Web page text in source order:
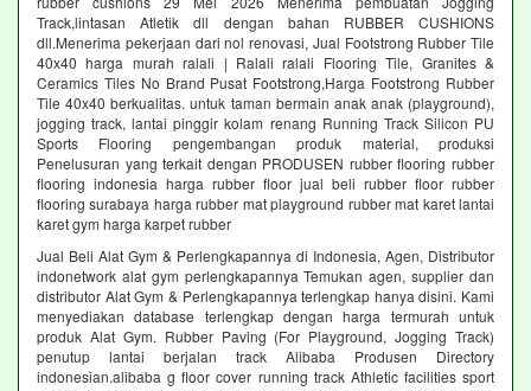
Track,lintasan Atletik dll dengan bahan RUBBER CUSHIONS
dll.Menerima pekerjaan dari nol renovasi, Jual Footstrong Rubber Tile
40x40 harga murah ralali | Ralali ralali Flooring Tile, Granites &
Ceramics Tiles No Brand Pusat Footstrong,Harga Footstrong Rubber
Tile 40x40 berkualitas. untuk taman bermain anak anak (playground),
jogging track, lantai pinggir kolam renang Running Track Silicon PU
Sports Flooring pengembangan produk material, produksi
Penelusuran yang terkait dengan PRODUSEN rubber flooring rubber
flooring indonesia harga rubber floor jual beli rubber floor rubber
flooring surabaya harga rubber mat playground rubber mat karet lantai
karet gym harga karpet rubber
Jual Beli Alat Gym & Perlengkapannya di Indonesia, Agen, Distributor
indonetwork alat gym perlengkapannya Temukan agen, supplier dan
distributor Alat Gym & Perlengkapannya terlengkap hanya disini. Kami
menyediakan database terlengkap dengan harga termurah untuk
produk Alat Gym. Rubber Paving (For Playground, Jogging Track)
penutup lantai berjalan track Alibaba Produsen Directory
indonesian.alibaba g floor cover running track Athletic facilities sport